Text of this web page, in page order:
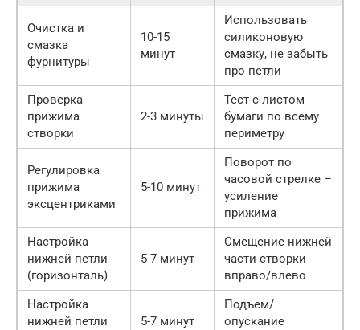
Очистка и
смазка
фурнитуры
10-15
минут
Использовать
силиконовую
смазку, не забыть
про петли
Проверка
прижима
створки
2-3 минуты
Тест с листом
бумаги по всему
периметру
Регулировка
прижима
эксцентриками
5-10 минут
Поворот по
часовой стрелке –
усиление
прижима
Настройка
нижней петли
(горизонталь)
5-7 минут
Смещение нижней
части створки
вправо/влево
Настройка
нижней петли
5-7 минут
Подъем/
опускание